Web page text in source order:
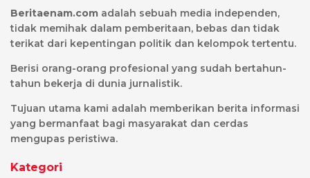
Beritaenam.com adalah sebuah media independen,
tidak memihak dalam pemberitaan, bebas dan tidak
terikat dari kepentingan politik dan kelompok tertentu.
Berisi orang-orang profesional yang sudah bertahun-
tahun bekerja di dunia jurnalistik.
Tujuan utama kami adalah memberikan berita informasi
yang bermanfaat bagi masyarakat dan cerdas
mengupas peristiwa.
Kategori